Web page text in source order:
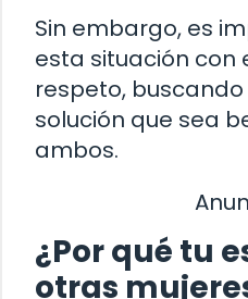
Sin embargo, es
esta situación con
respeto,
solución que sea
ambos.
¿Por qué tu
otras